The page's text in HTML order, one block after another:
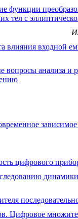
тел с
входной
анализа и
цифрового
динамики